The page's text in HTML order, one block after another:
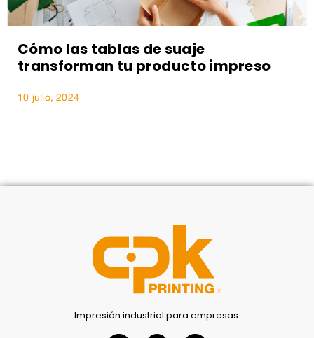
Cómo las tablas de suaje
transforman tu producto impreso
10 julio, 2024
Impresión industrial para empresas.